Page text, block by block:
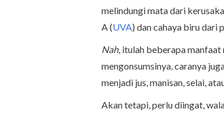
melindungi mata dari
A (UVA) dan cahaya biru dari
Nah, itulah beberapa manfaat
mengonsumsinya, caranya
menjadi jus, manisan, selai,
Akan tetapi, perlu diingat,